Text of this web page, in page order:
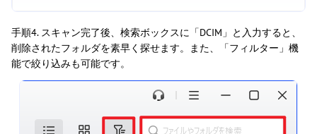
手順4. スキャン完了後、検索ボックスに「DCIM」と入力すると、
削除されたフォルダを素早く探せます。また、「フィルター」機
能で絞り込みも可能です。